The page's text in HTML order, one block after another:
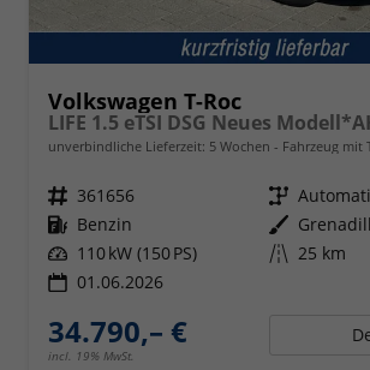
Volkswagen T-Roc
unverbindliche Lieferzeit: 5 Wochen Fahrzeug mit
Fahrzeugnr. 361656 Getriebe
Kraftstoff Benzin Außenfarbe
Leistung 110 kW (150 PS) Kilometerstand 25 km
01.06.2026
34.790,– €
incl. 19% MwSt.